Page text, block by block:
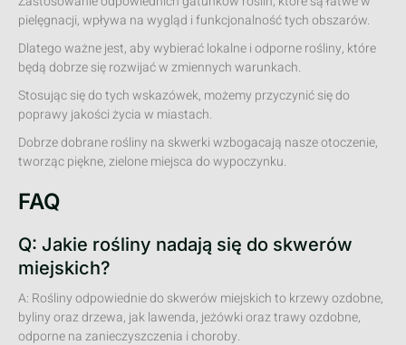
pielęgnacji, wpływa na wygląd i funkcjonalność tych obszarów.
Dlatego ważne jest, aby wybierać lokalne i odporne rośliny, które
będą dobrze się rozwijać w zmiennych warunkach.
Stosując się do tych wskazówek, możemy przyczynić się do
poprawy jakości życia w miastach.
Dobrze dobrane rośliny na skwerki wzbogacają nasze otoczenie,
tworząc piękne, zielone miejsca do wypoczynku.
FAQ
Q: Jakie rośliny nadają się do skwerów
miejskich?
A: Rośliny odpowiednie do skwerów miejskich to krzewy ozdobne,
byliny oraz drzewa, jak lawenda, jeżówki oraz trawy ozdobne,
odporne na zanieczyszczenia i choroby.